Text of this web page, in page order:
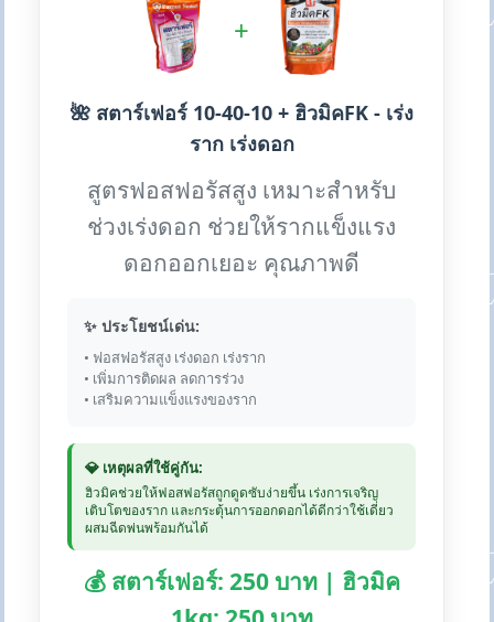
+
🌺 สตาร์เฟอร์ 10-40-10 + ฮิวมิคFK - เร่ง
ราก เร่งดอก
สูตรฟอสฟอรัสสูง เหมาะสำหรับ
ช่วงเร่งดอก ช่วยให้รากแข็งแรง
ดอกออกเยอะ คุณภาพดี
✨ ประโยชน์เด่น:
• ฟอสฟอรัสสูง เร่งดอก เร่งราก
• เพิ่มการติดผล ลดการร่วง
• เสริมความแข็งแรงของราก
💎 เหตุผลที่ใช้คู่กัน:
ฮิวมิคช่วยให้ฟอสฟอรัสถูกดูดซับง่ายขึ้น เร่งการเจริญ
เติบโตของราก และกระตุ้นการออกดอกได้ดีกว่าใช้เดี่ยว
ผสมฉีดพ่นพร้อมกันได้
💰 สตาร์เฟอร์: 250 บาท | ฮิวมิค